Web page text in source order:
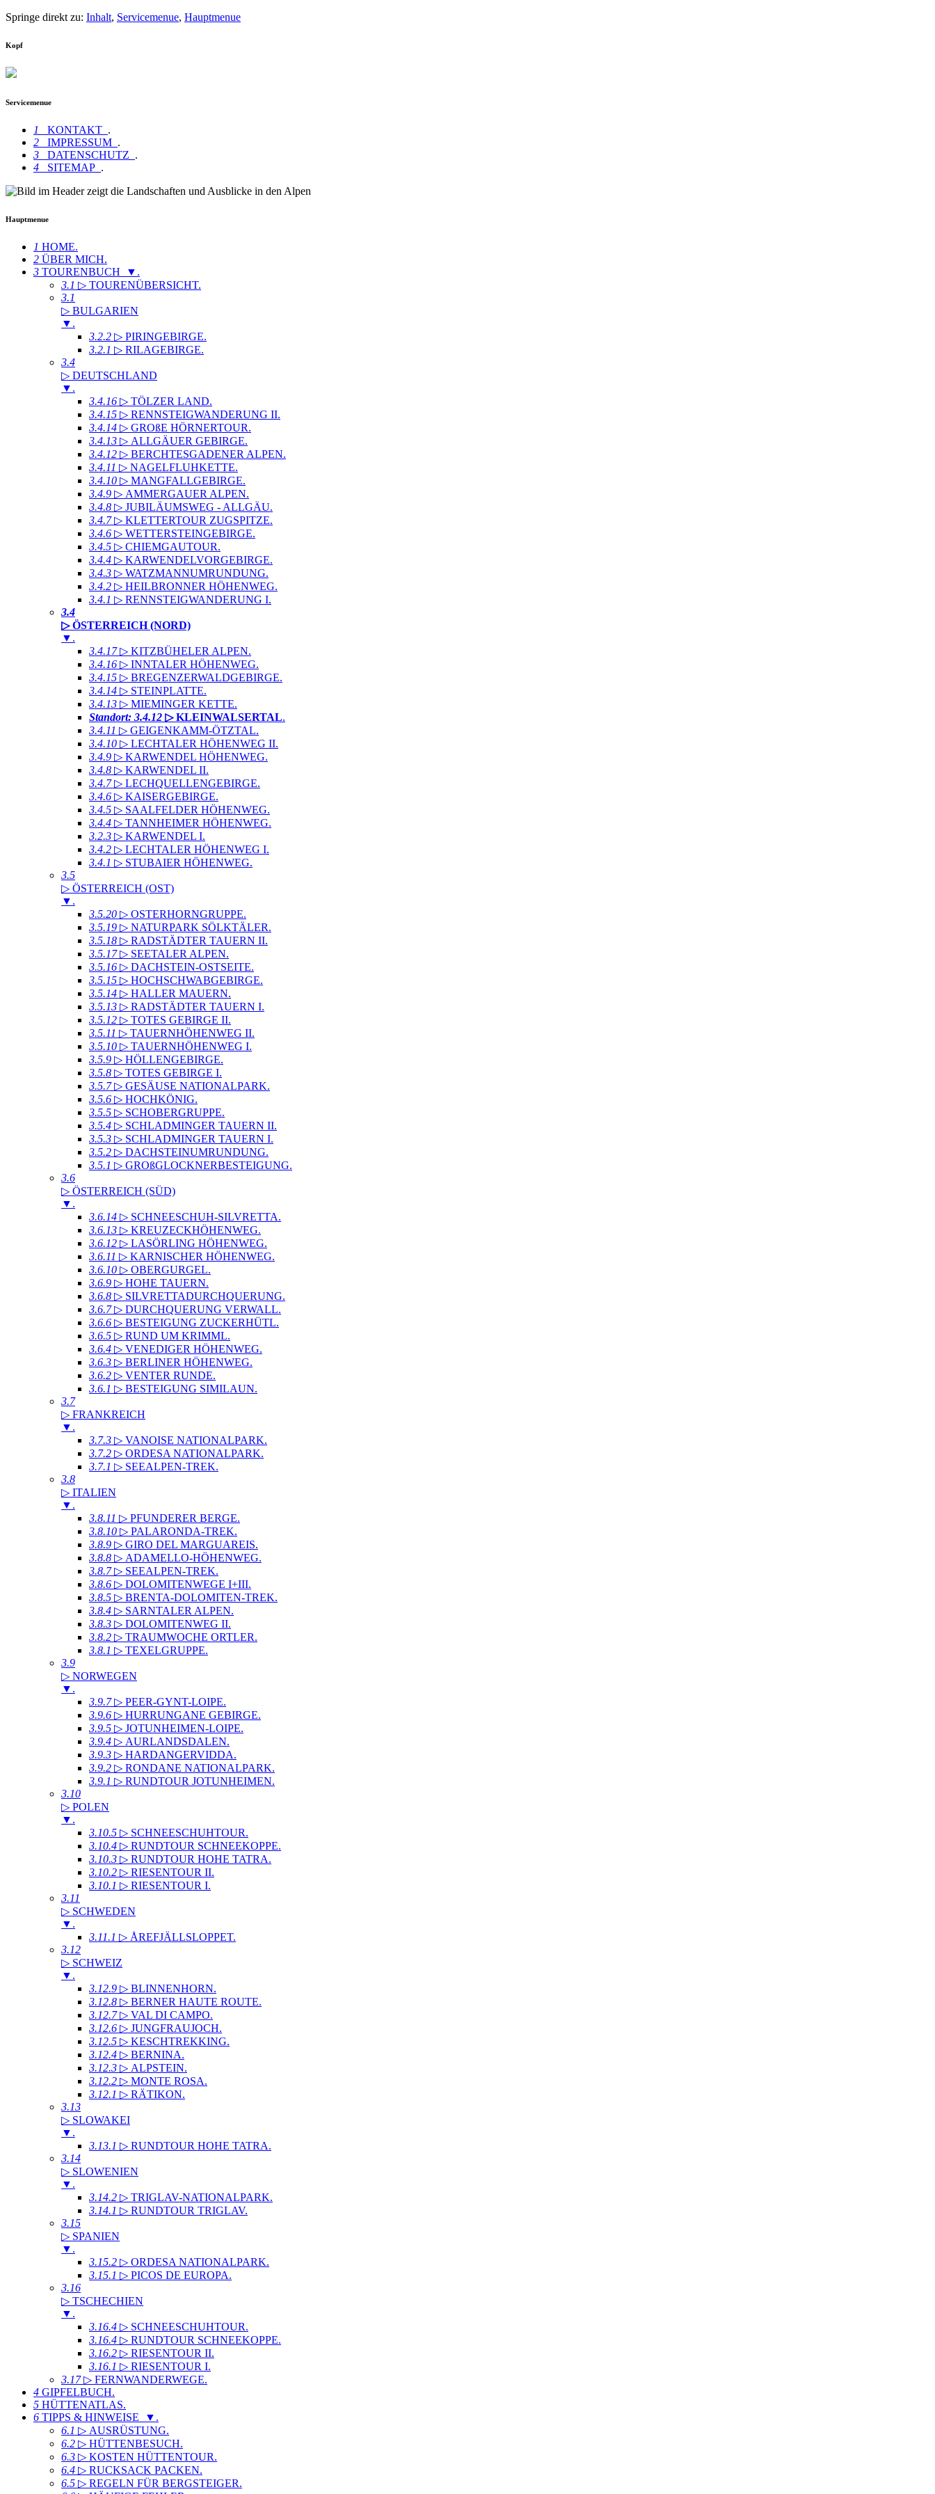
Springe direkt zu: Inhalt, Servicemenue, Hauptmenue
Kopf
Servicemenue
1 KONTAKT .
2
IMPRESSUM .
3
DATENSCHUTZ .
4
SITEMAP .
Hauptmenue
1 HOME.
2 ÜBER MICH.
3 TOURENBUCH ▼ .
3.1 ▷ TOURENÜBERSICHT.
3.1
▷ BULGARIEN
▼ .
3.2.2 ▷ PIRINGEBIRGE.
3.2.1 ▷ RILAGEBIRGE.
3.4
▷ DEUTSCHLAND
▼ .
3.4.16 ▷ TÖLZER LAND.
3.4.15 ▷ RENNSTEIGWANDERUNG II.
3.4.14 ▷ GROßE HÖRNERTOUR.
3.4.13 ▷ ALLGÄUER GEBIRGE.
3.4.12 ▷ BERCHTESGADENER ALPEN.
3.4.11 ▷ NAGELFLUHKETTE.
3.4.10 ▷ MANGFALLGEBIRGE.
3.4.9 ▷ AMMERGAUER ALPEN.
3.4.8 ▷ JUBILÄUMSWEG - ALLGÄU.
3.4.7▷ KLETTERTOUR ZUGSPITZE.
3.4.6 ▷ WETTERSTEINGEBIRGE.
3.4.5 ▷ CHIEMGAUTOUR.
3.4.4 ▷ KARWENDELVORGEBIRGE.
3.4.3 ▷ WATZMANNUMRUNDUNG.
3.4.2 ▷ HEILBRONNER HÖHENWEG.
3.4.1 ▷ RENNSTEIGWANDERUNG I.
3.4
▷ ÖSTERREICH (NORD)
▼ .
3.4.17▷ KITZBÜHELER ALPEN.
3.4.16 ▷ INNTALER HÖHENWEG.
3.4.15 ▷ BREGENZERWALDGEBIRGE.
3.4.14 ▷ STEINPLATTE.
3.4.13 ▷ MIEMINGER KETTE.
Standort: 3.4.12 ▷ KLEINWALSERTAL.
3.4.11 ▷ GEIGENKAMM-ÖTZTAL.
3.4.10 ▷ LECHTALER HÖHENWEG II.
3.4.9 ▷ KARWENDEL HÖHENWEG.
3.4.8 ▷ KARWENDEL II.
3.4.7▷ LECHQUELLENGEBIRGE.
3.4.6 ▷ KAISERGEBIRGE.
3.4.5 ▷ SAALFELDER HÖHENWEG.
3.4.4 ▷ TANNHEIMER HÖHENWEG.
3.2.3 ▷ KARWENDEL I.
3.4.2 ▷ LECHTALER HÖHENWEG I.
3.4.1 ▷ STUBAIER HÖHENWEG.
3.5
▷ ÖSTERREICH (OST)
▼ .
3.5.20 ▷ OSTERHORNGRUPPE.
3.5.19 ▷ NATURPARK SÖLKTÄLER.
3.5.18 ▷ RADSTÄDTER TAUERN II.
3.5.17▷ SEETALER ALPEN.
3.5.16 ▷ DACHSTEIN-OSTSEITE.
3.5.15 ▷ HOCHSCHWABGEBIRGE.
3.5.14 ▷ HALLER MAUERN.
3.5.13 ▷ RADSTÄDTER TAUERN I.
3.5.12 ▷ TOTES GEBIRGE II.
3.5.11 ▷ TAUERNHÖHENWEG II.
3.5.10 ▷ TAUERNHÖHENWEG I.
3.5.9 ▷ HÖLLENGEBIRGE.
3.5.8 ▷ TOTES GEBIRGE I.
3.5.7▷ GESÄUSE NATIONALPARK.
3.5.6 ▷ HOCHKÖNIG.
3.5.5 ▷ SCHOBERGRUPPE.
3.5.4 ▷ SCHLADMINGER TAUERN II.
3.5.3 ▷ SCHLADMINGER TAUERN I.
3.5.2 ▷ DACHSTEINUMRUNDUNG.
3.5.1 ▷ GROßGLOCKNERBESTEIGUNG.
3.6
▷ ÖSTERREICH (SÜD)
▼ .
3.6.14 ▷ SCHNEESCHUH-SILVRETTA.
3.6.13 ▷ KREUZECKHÖHENWEG.
3.6.12 ▷ LASÖRLING HÖHENWEG.
3.6.11 ▷ KARNISCHER HÖHENWEG.
3.6.10 ▷ OBERGURGEL.
3.6.9 ▷ HOHE TAUERN.
3.6.8 ▷ SILVRETTADURCHQUERUNG.
3.6.7▷ DURCHQUERUNG VERWALL.
3.6.6 ▷ BESTEIGUNG ZUCKERHÜTL.
3.6.5 ▷ RUND UM KRIMML.
3.6.4 ▷ VENEDIGER HÖHENWEG.
3.6.3 ▷ BERLINER HÖHENWEG.
3.6.2 ▷ VENTER RUNDE.
3.6.1 ▷ BESTEIGUNG SIMILAUN.
3.7
▷ FRANKREICH
▼ .
3.7.3 ▷ VANOISE NATIONALPARK.
3.7.2 ▷ ORDESA NATIONALPARK.
3.7.1 ▷ SEEALPEN-TREK.
3.8
▷ ITALIEN
▼ .
3.8.11 ▷ PFUNDERER BERGE.
3.8.10 ▷ PALARONDA-TREK.
3.8.9 ▷ GIRO DEL MARGUAREIS.
3.8.8 ▷ ADAMELLO-HÖHENWEG.
3.8.7▷ SEEALPEN-TREK.
3.8.6 ▷ DOLOMITENWEGE I+III.
3.8.5 ▷ BRENTA-DOLOMITEN-TREK.
3.8.4 ▷ SARNTALER ALPEN.
3.8.3 ▷ DOLOMITENWEG II.
3.8.2 ▷ TRAUMWOCHE ORTLER.
3.8.1 ▷ TEXELGRUPPE.
3.9
▷ NORWEGEN
▼ .
3.9.7▷ PEER-GYNT-LOIPE.
3.9.6 ▷ HURRUNGANE GEBIRGE.
3.9.5 ▷ JOTUNHEIMEN-LOIPE.
3.9.4 ▷ AURLANDSDALEN.
3.9.3 ▷ HARDANGERVIDDA.
3.9.2 ▷ RONDANE NATIONALPARK.
3.9.1 ▷ RUNDTOUR JOTUNHEIMEN.
3.10
▷ POLEN
▼ .
3.10.5 ▷ SCHNEESCHUHTOUR.
3.10.4 ▷ RUNDTOUR SCHNEEKOPPE.
3.10.3 ▷ RUNDTOUR HOHE TATRA.
3.10.2 ▷ RIESENTOUR II.
3.10.1 ▷ RIESENTOUR I.
3.11
▷ SCHWEDEN
▼ .
3.11.1 ▷ ÅREFJÄLLSLOPPET.
3.12
▷ SCHWEIZ
▼ .
3.12.9 ▷ BLINNENHORN.
3.12.8 ▷ BERNER HAUTE ROUTE.
3.12.7▷ VAL DI CAMPO.
3.12.6 ▷ JUNGFRAUJOCH.
3.12.5 ▷ KESCHTREKKING.
3.12.4 ▷ BERNINA.
3.12.3 ▷ ALPSTEIN.
3.12.2 ▷ MONTE ROSA.
3.12.1 ▷ RÄTIKON.
3.13
▷ SLOWAKEI
▼ .
3.13.1 ▷ RUNDTOUR HOHE TATRA.
3.14
▷ SLOWENIEN
▼ .
3.14.2 ▷ TRIGLAV-NATIONALPARK.
3.14.1 ▷ RUNDTOUR TRIGLAV.
3.15
▷ SPANIEN
▼ .
3.15.2 ▷ ORDESA NATIONALPARK.
3.15.1 ▷ PICOS DE EUROPA.
3.16
▷ TSCHECHIEN
▼ .
3.16.4 ▷ SCHNEESCHUHTOUR.
3.16.4 ▷ RUNDTOUR SCHNEEKOPPE.
3.16.2 ▷ RIESENTOUR II.
3.16.1 ▷ RIESENTOUR I.
3.17▷ FERNWANDERWEGE.
4 GIPFELBUCH.
5 HÜTTENATLAS.
6 TIPPS & HINWEISE ▼ .
6.1 ▷ AUSRÜSTUNG.
6.2 ▷ HÜTTENBESUCH.
6.3 ▷ KOSTEN HÜTTENTOUR.
6.4 ▷ RUCKSACK PACKEN.
6.5 ▷ REGELN FÜR BERGSTEIGER.